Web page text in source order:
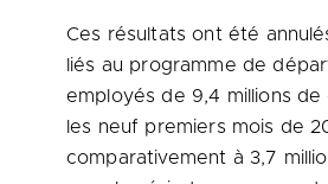
Ces résultats ont été
liés au programme de
employés de 9,4 millions de
les neuf premiers mois de
comparativement à 3,7